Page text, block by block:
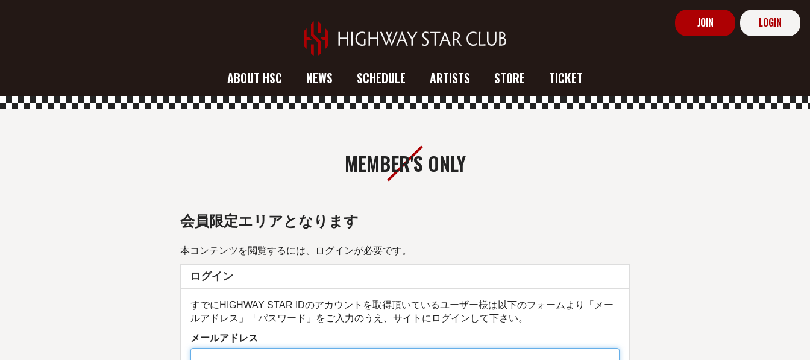
ABOUT HSC NEWS SCHEDULE ARTISTS STORE TICKET
JOIN LOGIN
MEMBER'S ONLY
会員限定エリアとなります
本コンテンツを閲覧するには、ログインが必要です。
ログイン
すでにHIGHWAY STAR IDのアカウントを取得頂いているユーザー様は以下のフォームより「メー
ルアドレス」「パスワード」をご入力のうえ、サイトにログインして下さい。
メールアドレス